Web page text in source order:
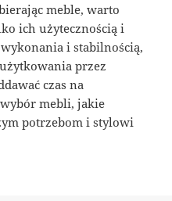
meble, warto
ich użytecznością i
i stabilnością,
przez
czas na
mebli, jakie
potrzebom i stylowi